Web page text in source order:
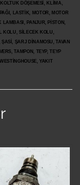
DÖŞEMESİ, KLİMA,
LASTİK, MOTOR, MOTOR
PANJUR, PİSTON,
KOLU, SİLECEK KOLU,
ŞARJ DİNAMOSU, TAVAN
TAMPON, TEYP, TEYP
YAKIT